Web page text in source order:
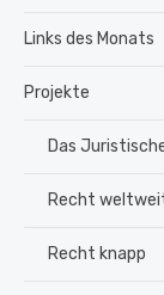
Links des Monats
Projekte
Das
Recht
Recht knapp